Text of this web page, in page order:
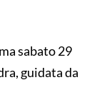
sabato 29
guidata da